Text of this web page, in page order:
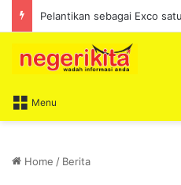
Menu
Home / Berita